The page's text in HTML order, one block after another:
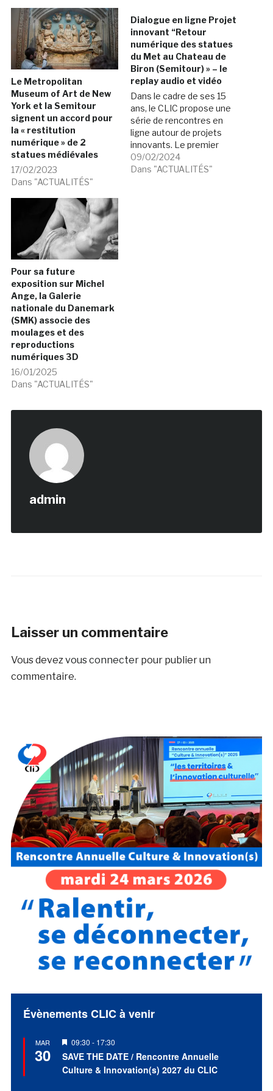
Le Metropolitan
Museum of Art de New
York et la Semitour
signent un accord pour
la « restitution
numérique » de 2
statues médiévales
17/02/2023
Dans "ACTUALITÉS"
Dialogue en ligne Projet
innovant “Retour
numérique des statues
du Met au Chateau de
Biron (Semitour) » – le
replay audio et vidéo
Dans le cadre de ses 15
ans, le CLIC propose une
série de rencontres en
ligne autour de projets
innovants. Le premier
épisode du 29 janvier
(15.00 - 16.00) était
09/02/2024
Dans "ACTUALITÉS"
Pour sa future
exposition sur Michel
Ange, la Galerie
nationale du Danemark
(SMK) associe des
moulages et des
reproductions
numériques 3D
16/01/2025
Dans "ACTUALITÉS"
admin
Laisser un commentaire
Vous devez vous connecterpour publier un
commentaire.
Évènements CLIC à venir
MAR
30
Mis
en
avant
09:30 - 17:30
SAVE THE DATE / Rencontre Annuelle
Culture & Innovation(s) 2027 du CLIC